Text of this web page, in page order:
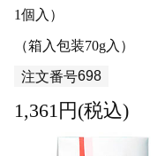
1個入）
（箱入包装70g入）
注文番号698
1,361円(税込)